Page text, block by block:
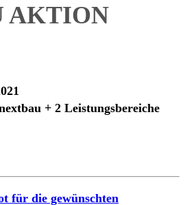
AKTION
+ 2 Leistungsbereiche
für die gewünschten